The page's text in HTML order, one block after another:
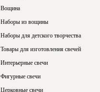
Вощина
Наборы из вощины
Наборы для детского творчества
Товары для изготовления свечей
Интерьерные свечи
Фигурные свечи
Церковные свечи